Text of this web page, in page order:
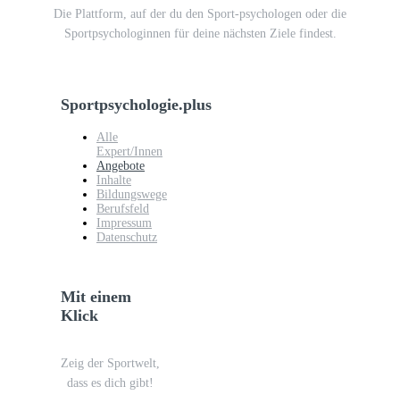
Die Plattform, auf der du den Sport-psychologen oder die
Sportpsychologinnen für deine nächsten Ziele findest.
Sportpsychologie.plus
Alle
Expert/Innen
Angebote
Inhalte
Bildungswege
Berufsfeld
Impressum
Datenschutz
Mit einem
Klick
Zeig der Sportwelt,
dass es dich gibt!